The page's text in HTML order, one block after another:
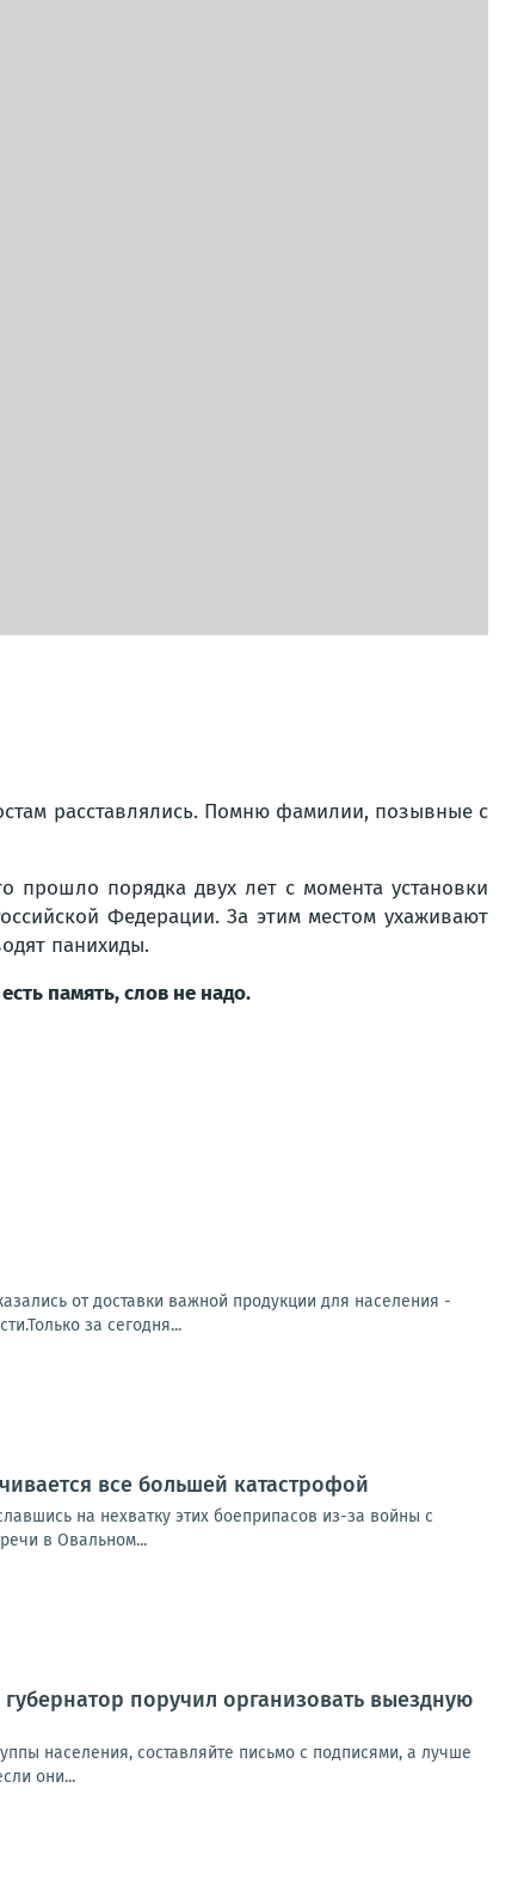
расставлялись. Помню фамилии, позывные с
прошло порядка двух лет с момента установки
Федерации. За этим местом ухаживают
панихиды.
память, слов не надо.
от доставки важной продукции для населения -
за сегодня...
все большей катастрофой
на нехватку этих боеприпасов из-за войны с
в Овальном...
поручил организовать выездную
населения, составляйте письмо с подписями, а лучше
они...